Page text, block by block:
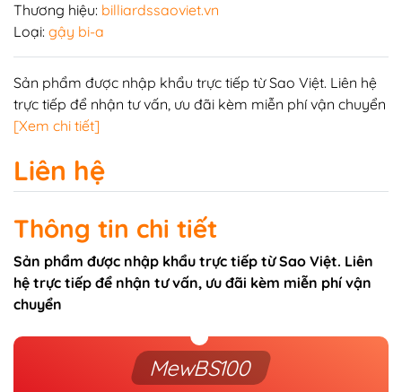
Thương hiệu: billiardssaoviet.vn
Loại: gậy bi-a
Sản phẩm được nhập khẩu trực tiếp từ Sao Việt. Liên hệ
trực tiếp để nhận tư vấn, ưu đãi kèm miễn phí vận chuyển
[Xem chi tiết]
Liên hệ
Thông tin chi tiết
Sản phẩm được nhập khẩu trực tiếp từ Sao Việt. Liên
hệ trực tiếp để nhận tư vấn, ưu đãi kèm miễn phí vận
chuyển
MewBS100